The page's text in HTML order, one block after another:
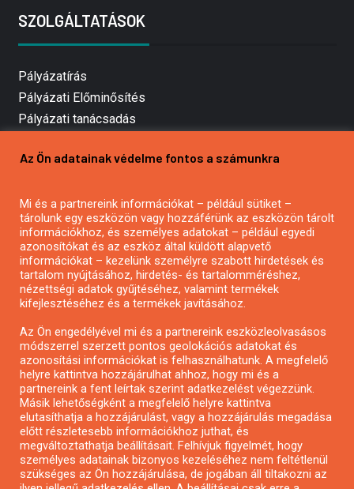
SZOLGÁLTATÁSOK
Pályázatírás
Pályázati Előminősítés
Pályázati tanácsadás
Mezőgazdasági pályázatírás
Pályázatírás civil szervezeteknek
Pályázatírás önkormányzatoknak
Pályázatfigyelés
Specifikus pályázatfigyelés vagy hírlevél
Pályázatok magánszemélyeknek
Pályázatok civil szervezeteknek
Pályázatok vállalkozásoknak
Önkormányzati pályázatok
Mezőgazdasági pályázatok
Falusi turizmus pályázatok
Az Ön adatainak védelme fontos a számunkra
Mi és a partnereink információkat – például sütiket –
tárolunk egy eszközön vagy hozzáférünk az eszközön tárolt
információkhoz, és személyes adatokat – például egyedi
azonosítókat és az eszköz által küldött alapvető
információkat – kezelünk személyre szabott hirdetések és
tartalom nyújtásához, hirdetés- és tartalomméréshez,
nézettségi adatok gyűjtéséhez, valamint termékek
kifejlesztéséhez és a termékek javításához.
Az Ön engedélyével mi és a partnereink eszközleolvasásos
módszerrel szerzett pontos geolokációs adatokat és
azonosítási információkat is felhasználhatunk. A megfelelő
helyre kattintva hozzájárulhat ahhoz, hogy mi és a
partnereink a fent leírtak szerint adatkezelést végezzünk.
Másik lehetőségként a megfelelő helyre kattintva
elutasíthatja a hozzájárulást, vagy a hozzájárulás megadása
előtt részletesebb információkhoz juthat, és
megváltoztathatja beállításait. Felhívjuk figyelmét, hogy
személyes adatainak bizonyos kezeléséhez nem feltétlenül
szükséges az Ön hozzájárulása, de jogában áll tiltakozni az